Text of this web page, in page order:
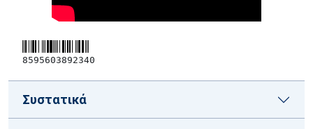
8595603892340
Συστατικά